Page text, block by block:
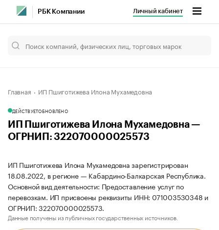
РБК Компании Личный кабинет
Главная ИП Пшиготижева Илона Мухамедовна
ДЕЙСТВУЕТОБНОВЛЕНО
ИП Пшиготижева Илона Мухамедовна —
ОГРНИП: 322070000025573
ИП Пшиготижева Илона Мухамедовна зарегистрирован
18.08.2022, в регионе — Кабардино-Балкарская Республика.
Основной вид деятельности: Предоставление услуг по
перевозкам. ИП присвоены реквизиты ИНН: 071003530348 и
ОГРНИП: 322070000025573.
Данные получены из публичных государственных источников.